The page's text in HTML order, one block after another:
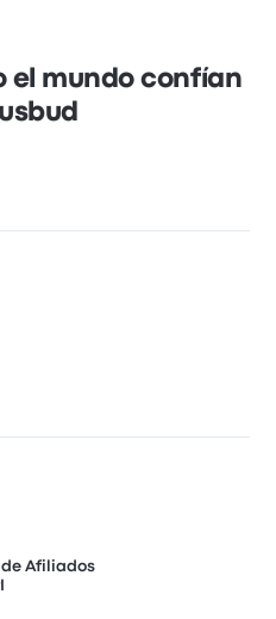
el mundo confían
Afiliados